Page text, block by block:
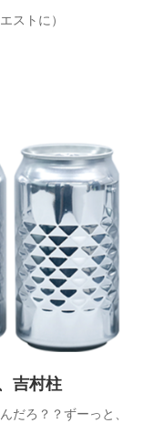
ストに）
吉村柱
だろ？？ずーっと、